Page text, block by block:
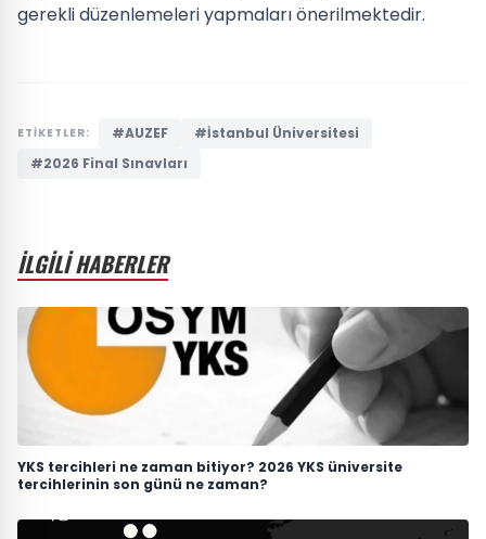
gerekli düzenlemeleri yapmaları önerilmektedir.
ETİKETLER: #AUZEF
#İstanbul Üniversitesi
#2026 Final Sınavları
İLGİLİ HABERLER
YKS tercihleri ne zaman bitiyor? 2026 YKS üniversite
tercihlerinin son günü ne zaman?